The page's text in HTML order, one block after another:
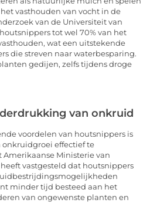
vasthouden van vocht in de
van de Universiteit van
tot wel 70% van het
wat een uitstekende
die streven naar waterbesparing.
gedijen, zelfs tijdens droge
van onkruid
voordelen van houtsnippers is
effectief te
Ministerie van
vastgesteld dat houtsnippers
minder tijd besteed aan het
van ongewenste planten en